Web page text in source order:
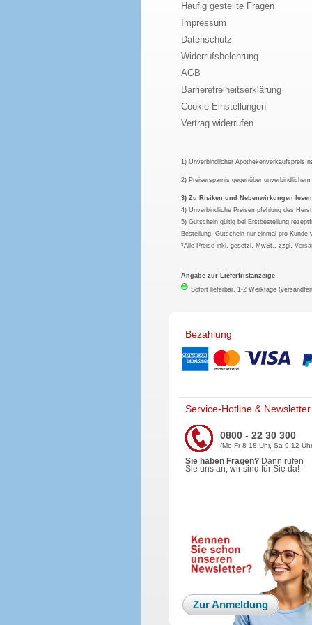
Häufig gestellte Fragen
Impressum
Datenschutz
Widerrufsbelehrung
AGB
Barrierefreiheitserklärung
Cookie-Einstellungen
Vertrag widerrufen
1) Unverbindlicher Apothekenverkaufspreis
2) Preisersparnis gegenüber
3) Zu Risiken und Nebenwirkungen
4) Unverbindliche Preisempfehlung des
5) Gutschein gültig bei Erstbestellung
Bestellung. Gutschein nur einmal pro
*Alle Preise inkl. gesetzl. MwSt., zzgl.
Angabe zur Lieferfristanzeige
Sofort lieferbar, 1-2 Werktage
Bezahlung
Service-Hotline & Newsletter
0800 - 22 30 300
(Mo-Fr 8-18 Uhr, Sa 9-12
Sie haben Fragen? Dann rufen
Sie uns an, wir sind für Sie da!
Zur Anmeldung